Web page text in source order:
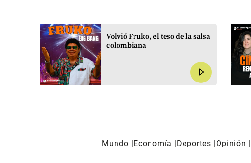
Volvió Fruko, el teso de la salsa
colombiana
play_arrow
Mundo Economía Deportes Opinión